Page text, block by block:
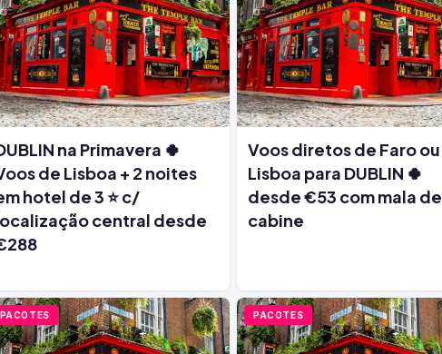
na Primavera 🍀
de Lisboa + 2 noites
hotel de 3 ⭐ c/
central desde
Voos diretos de Faro ou
Lisboa para DUBLIN 🍀
desde €53 com mala de
cabine
PACOTES PACOTES